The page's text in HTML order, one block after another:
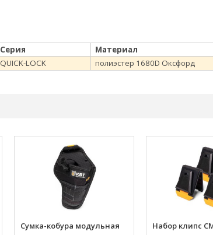
Серия Материал
QUICK-LOCK полиэстер 1680D Оксфорд
Сумка-кобура модульная
Набор клипс